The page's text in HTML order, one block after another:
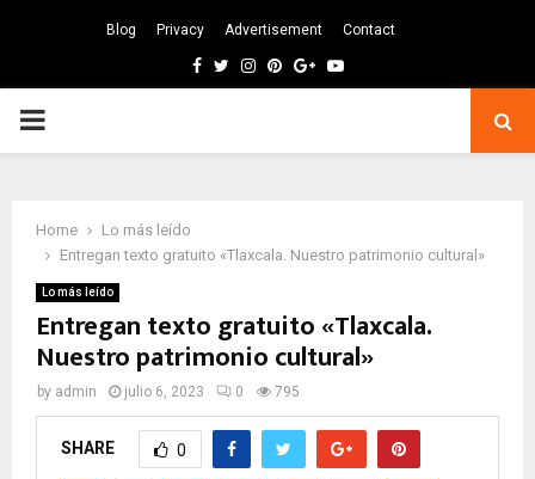
Blog Privacy Advertisement Contact
Facebook
TwitterInstagram
Pinterest
GoogleYoutube
PRIMARY
Home
Lo más leído
Entregan texto gratuito «Tlaxcala. Nuestro patrimonio cultural»
Lo más leído
Entregan texto gratuito «Tlaxcala.
Nuestro patrimonio cultural»
by admin julio 6, 2023 0 795
SHARE 0